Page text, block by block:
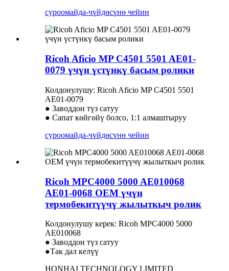
суроомайда-чүйдөсүнө чейин
Ricoh Aficio MP C4501 5501 AE01-
0079 үчүн үстүнкү басым ролики
Колдонулушу: Ricoh Aficio MP C4501 5501
AE01-0079
● Заводдон түз сатуу
● Сапат көйгөйү болсо, 1:1 алмаштыруу
суроомайда-чүйдөсүнө чейин
Ricoh MPC4000 5000 AE010068
AE01-0068 OEM үчүн
термобекитүүчү жылыткыч ролик
Колдонулушу керек: Ricoh MPC4000 5000
AE010068
● Заводдон түз сатуу
●Так дал келүү
HONHAI TECHNOLOGY LIMITED